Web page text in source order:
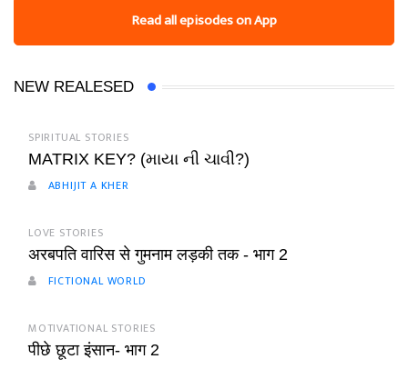
Read all episodes on App
NEW REALESED
SPIRITUAL STORIES
MATRIX KEY? (માયા ની ચાવી?)
ABHIJIT A KHER
LOVE STORIES
अरबपति वारिस से गुमनाम लड़की तक - भाग 2
FICTIONAL WORLD
MOTIVATIONAL STORIES
पीछे छूटा इंसान- भाग 2